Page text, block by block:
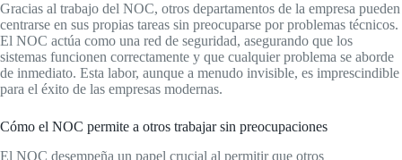
Gracias al trabajo del NOC, otros departamentos de la empresa pueden
centrarse en sus propias tareas sin preocuparse por problemas técnicos.
El NOC actúa como una red de seguridad, asegurando que los
sistemas funcionen correctamente y que cualquier problema se aborde
de inmediato. Esta labor, aunque a menudo invisible, es imprescindible
para el éxito de las empresas modernas.
Cómo el NOC permite a otros trabajar sin preocupaciones
El NOC desempeña un papel crucial al permitir que otros